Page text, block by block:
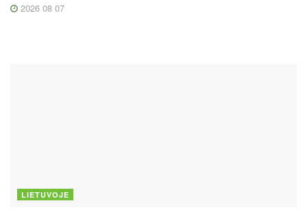
2026 08 07
LIETUVOJE